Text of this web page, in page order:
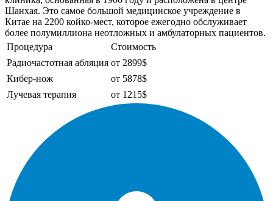
Шанхая. Это самое большой медицинское учреждение в
Китае на 2200 койко-мест, которое ежегодно обслуживает
более полумиллиона неотложных и амбулаторных пациентов.
Процедура
Стоимость
Радиочастотная абляция от 2899$
Кибер-нож
от 5878$
Лучевая терапия
от 1215$